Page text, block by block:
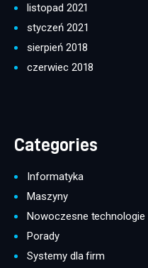
listopad 2021
styczeń 2021
sierpień 2018
czerwiec 2018
Categories
Informatyka
Maszyny
Nowoczesne technologie
Porady
Systemy dla firm